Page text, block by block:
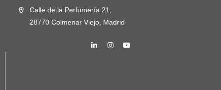
Calle de la Perfumería 21,
28770 Colmenar Viejo, Madrid